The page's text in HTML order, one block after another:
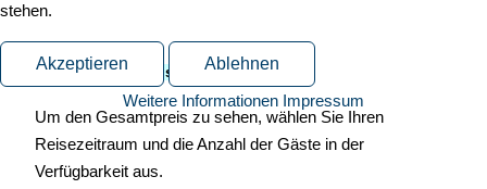
Preise & Inklusivleistungen
Um den Gesamtpreis zu sehen, wählen Sie Ihren
Reisezeitraum und die Anzahl der Gäste in der
Verfügbarkeit aus.
stehen.
Akzeptieren
Ablehnen
Weitere Informationen Impressum